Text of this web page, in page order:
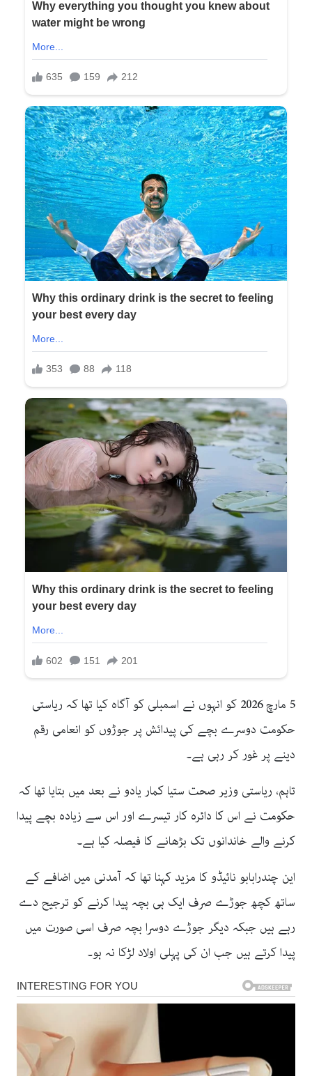
5 مارچ 2026 کو انہوں نے اسمبلی کو آگاہ کیا تھا کہ ریاستی
حکومت دوسرے بچے کی پیدائش پر جوڑوں کو انعامی رقم
دینے پر غور کر رہی ہے۔
تاہم، ریاستی وزیر صحت ستیا کمار یادو نے بعد میں بتایا تھا کہ
حکومت نے اس کا دائرہ کار تیسرے اور اس سے زیادہ بچے پیدا
کرنے والے خاندانوں تک بڑھانے کا فیصلہ کیا ہے۔
این چندرابابو نائیڈو کا مزید کہنا تھا کہ آمدنی میں اضافے کے
ساتھ کچھ جوڑے صرف ایک ہی بچہ پیدا کرنے کو ترجیح دے
رہے ہیں جبکہ دیگر جوڑے دوسرا بچہ صرف اسی صورت میں
پیدا کرتے ہیں جب ان کی پہلی اولاد لڑکا نہ ہو۔